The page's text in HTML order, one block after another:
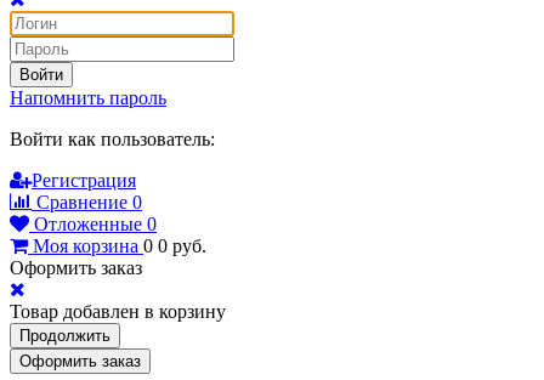
Войти
Напомнить пароль
Войти как пользователь:
Регистрация
Сравнение 0
Отложенные 0
Моя корзина 0 0 руб.
Оформить заказ
Товар добавлен в корзину
Продолжить
Оформить заказ